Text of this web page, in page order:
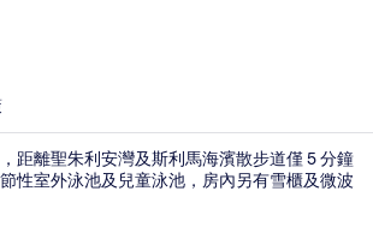
距離聖朱利安灣及斯利馬海濱散步道僅 5 分鐘
性室外泳池及兒童泳池，房內另有雪櫃及微波